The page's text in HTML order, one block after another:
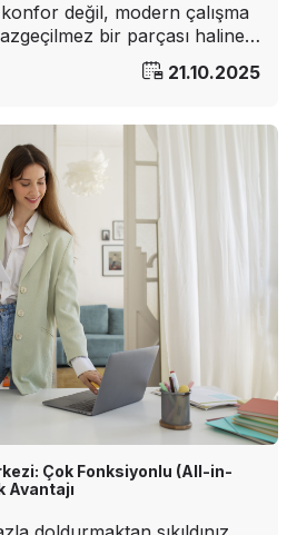
değil, modern çalışma
bir parçası haline
hayatınızı
yolu:
21.10.2025
Çok Fonksiyonlu (All-in-
Avantajı